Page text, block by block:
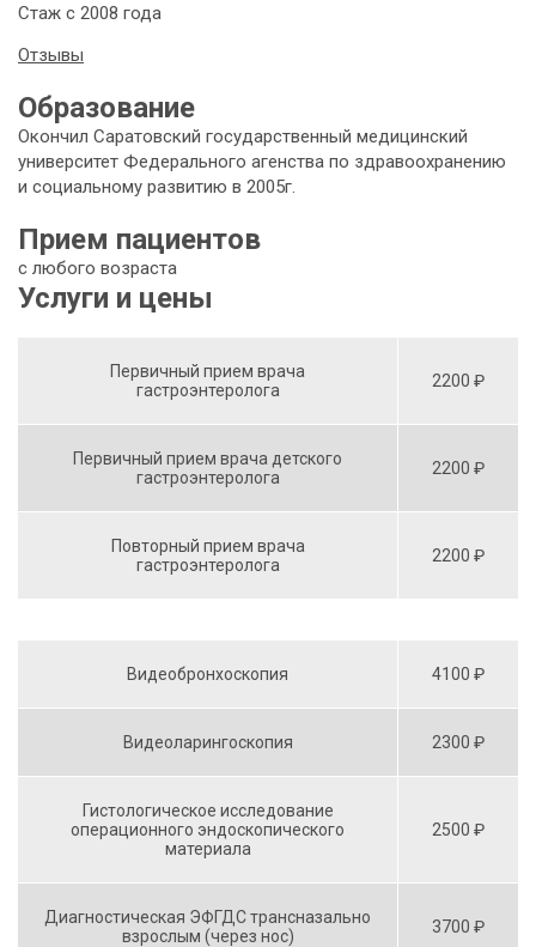
Стаж с 2008 года
Отзывы
Образование
Окончил Саратовский государственный медицинский
университет Федерального агенства по здравоохранению
и социальному развитию в 2005г.
Прием пациентов
с любого возраста
Услуги и цены
Первичный прием врача
гастроэнтеролога
2200 ₽
Первичный прием врача детского
гастроэнтеролога
2200 ₽
Повторный прием врача
гастроэнтеролога
2200 ₽
Видеобронхоскопия 4100 ₽
Видеоларингоскопия 2300 ₽
Гистологическое исследование
операционного эндоскопического
материала
2500 ₽
Диагностическая ЭФГДС трансназально
взрослым (через нос)
3700 ₽